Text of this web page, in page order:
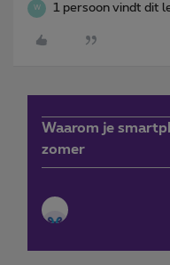
W 1 persoon vindt dit
Waarom je
zomer